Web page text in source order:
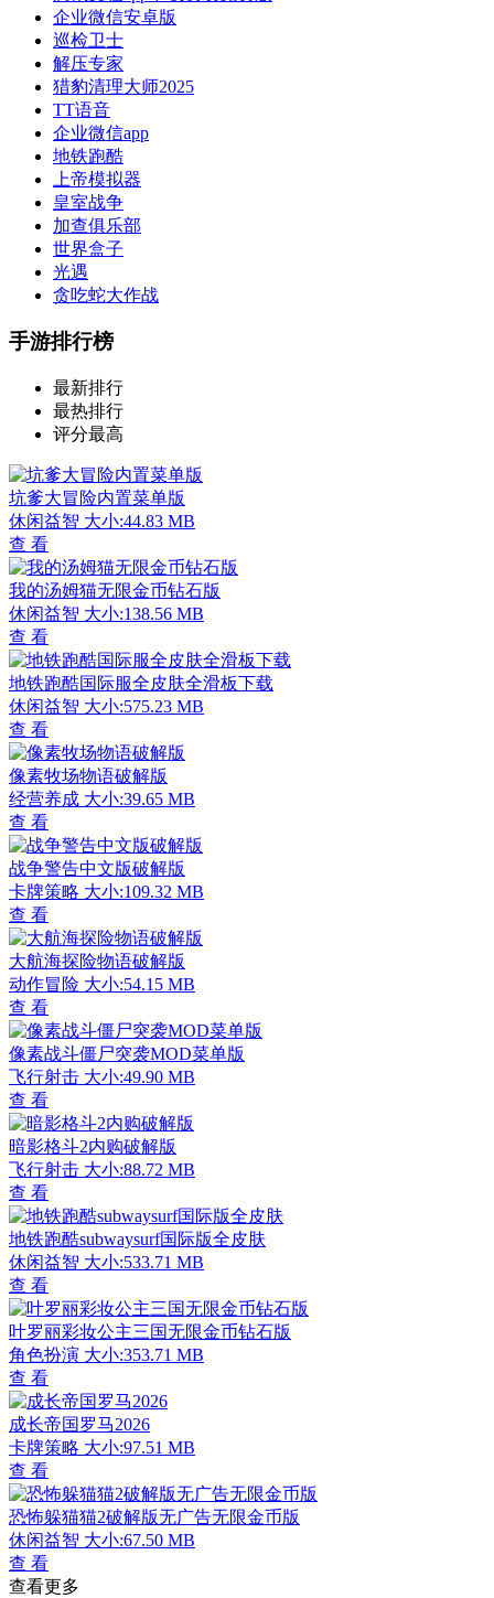
企业微信安卓版
巡检卫士
解压专家
猎豹清理大师2025
TT语音
企业微信app
地铁跑酷
上帝模拟器
皇室战争
加查俱乐部
世界盒子
光遇
贪吃蛇大作战
手游排行榜
最新排行
最热排行
评分最高
坑爹大冒险内置菜单版
休闲益智 大小:44.83 MB
查 看
我的汤姆猫无限金币钻石版
休闲益智 大小:138.56 MB
查 看
地铁跑酷国际服全皮肤全滑板下载
休闲益智 大小:575.23 MB
查 看
像素牧场物语破解版
经营养成 大小:39.65 MB
查 看
战争警告中文版破解版
卡牌策略 大小:109.32 MB
查 看
大航海探险物语破解版
动作冒险 大小:54.15 MB
查 看
像素战斗僵尸突袭MOD菜单版
飞行射击 大小:49.90 MB
查 看
暗影格斗2内购破解版
飞行射击 大小:88.72 MB
查 看
地铁跑酷subwaysurf国际版全皮肤
休闲益智 大小:533.71 MB
查 看
叶罗丽彩妆公主三国无限金币钻石版
角色扮演 大小:353.71 MB
查 看
成长帝国罗马2026
卡牌策略 大小:97.51 MB
查 看
恐怖躲猫猫2破解版无广告无限金币版
休闲益智 大小:67.50 MB
查 看
查看更多